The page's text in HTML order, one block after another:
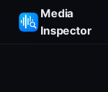
Media
Inspector